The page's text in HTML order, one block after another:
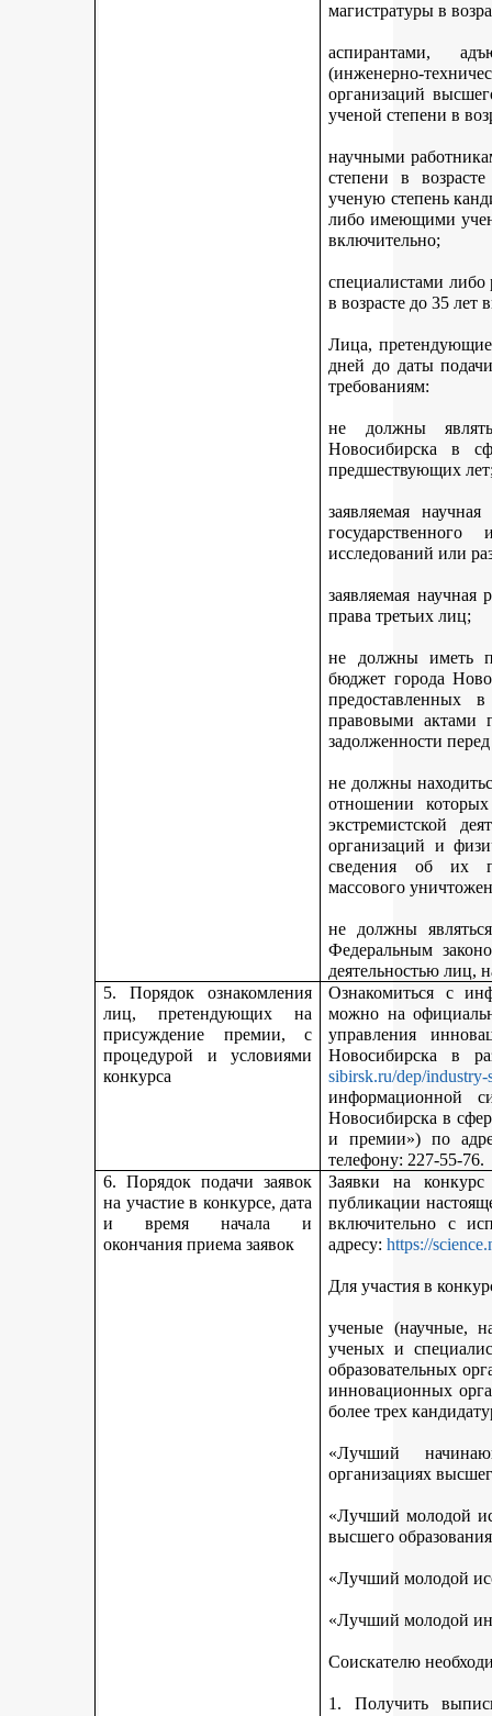
магистратуры в
аспирантами,
(инженерно-
организаций
ученой степени в
научными
степени в
ученую степень
либо имеющими
включительно;
специалистами
в возрасте до 35 лет
Лица,
дней до даты
требованиям:
не должны
Новосибирска в
предшествующих
заявляемая
исследований или
заявляемая
права третьих лиц;
не должны иметь
бюджет города
предоставленных
правовыми актами
задолженности
не должны
отношении
экстремистской
организаций и
сведения об их
массового
не должны
Федеральным
деятельностью лиц,
5. Порядок ознакомления
лиц, претендующих на
присуждение премии, с
процедурой и условиями
конкурса
Ознакомиться с
можно на
управления
Новосибирска в
sibirsk.ru/dep/industry-
информационной
Новосибирска в
и премии») по
телефону: 227-55-76.
6. Порядок подачи заявок
на участие в конкурсе, дата
и время начала и
окончания приема заявок
Заявки на
публикации
включительно с
адресу:https://
Для участия в
ученые (научные,
ученых и
образовательных
инновационных
более трех
«Лучший
организациях
«Лучший молодой
высшего
«Лучший молодой
«Лучший молодой
Соискателю
1. Получить